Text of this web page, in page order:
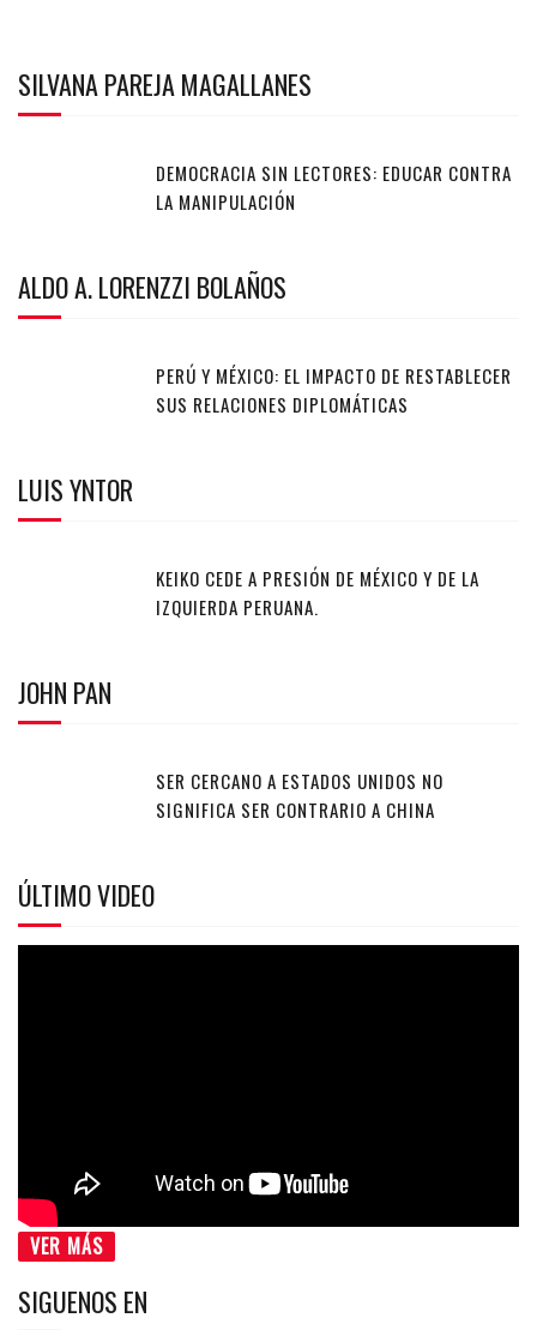
SILVANA PAREJA MAGALLANES
DEMOCRACIA SIN LECTORES: EDUCAR CONTRA
LA MANIPULACIÓN
ALDO A. LORENZZI BOLAÑOS
PERÚ Y MÉXICO: EL IMPACTO DE RESTABLECER
SUS RELACIONES DIPLOMÁTICAS
LUIS YNTOR
KEIKO CEDE A PRESIÓN DE MÉXICO Y DE LA
IZQUIERDA PERUANA.
JOHN PAN
SER CERCANO A ESTADOS UNIDOS NO
SIGNIFICA SER CONTRARIO A CHINA
ÚLTIMO VIDEO
VER MÁS
SIGUENOS EN